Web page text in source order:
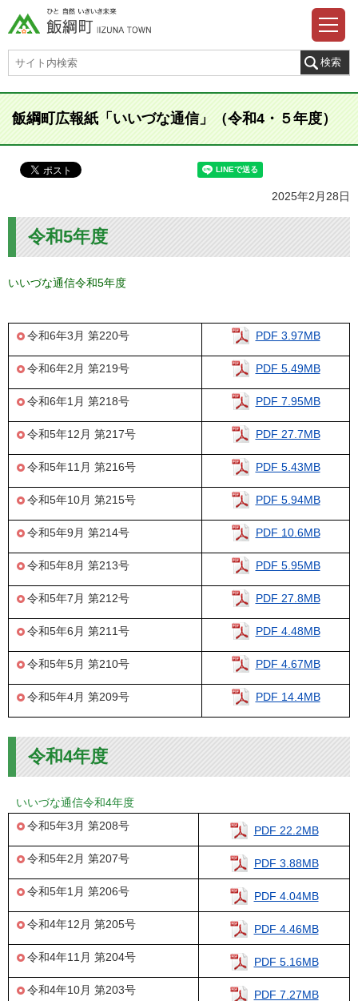
飯綱町広報紙「いいづな通信」（令和4・５年度）
2025年2月28日
令和5年度
いいづな通信令和5年度
令和6年3月 第220号 PDF 3.97MB
令和6年2月 第219号 PDF 5.49MB
令和6年1月 第218号 PDF 7.95MB
令和5年12月 第217号 PDF 27.7MB
令和5年11月 第216号 PDF 5.43MB
令和5年10月 第215号 PDF 5.94MB
令和5年9月 第214号 PDF 10.6MB
令和5年8月 第213号 PDF 5.95MB
令和5年7月 第212号 PDF 27.8MB
令和5年6月 第211号 PDF 4.48MB
令和5年5月 第210号 PDF 4.67MB
令和5年4月 第209号 PDF 14.4MB
令和4年度
いいづな通信令和4年度
令和5年3月 第208号
PDF 22.2MB
令和5年2月 第207号 PDF 3.88MB
令和5年1月 第206号 PDF 4.04MB
令和4年12月 第205号 PDF 4.46MB
令和4年11月 第204号 PDF 5.16MB
令和4年10月 第203号 PDF 7.27MB